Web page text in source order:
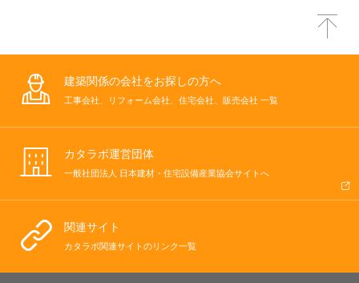
建築関係の会社をお探しの方へ
工事会社、リフォーム会社、住宅会社、販売会社 一覧
カタラボ運営団体
一般社団法人 日本建材・住宅設備産業協会サイトへ
関連サイト
カタラボ関連サイトのリンク一覧